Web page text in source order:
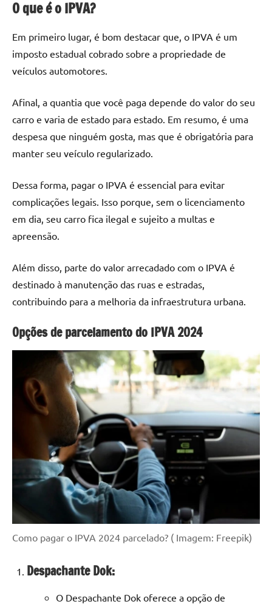
O que é o IPVA?
Em primeiro lugar, é bom destacar que, o IPVA é um
imposto estadual cobrado sobre a propriedade de
veículos automotores.
Afinal, a quantia que você paga depende do valor do seu
carro e varia de estado para estado. Em resumo, é uma
despesa que ninguém gosta, mas que é obrigatória para
manter seu veículo regularizado.
Dessa forma, pagar o IPVA é essencial para evitar
complicações legais. Isso porque, sem o licenciamento
em dia, seu carro fica ilegal e sujeito a multas e
apreensão.
Além disso, parte do valor arrecadado com o IPVA é
destinado à manutenção das ruas e estradas,
contribuindo para a melhoria da infraestrutura urbana.
Opções de parcelamento do IPVA 2024
Como pagar o IPVA 2024 parcelado? ( Imagem: Freepik)
Despachante Dok:
O Despachante Dok oferece a opção de